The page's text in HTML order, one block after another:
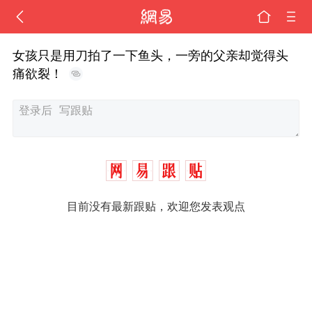
女孩只是用刀拍了一下鱼头，一旁的父亲却觉得头
痛欲裂！
目前没有最新跟贴，欢迎您发表观点